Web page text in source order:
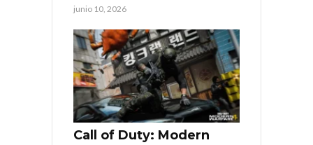
junio 10, 2026
Call of Duty: Modern